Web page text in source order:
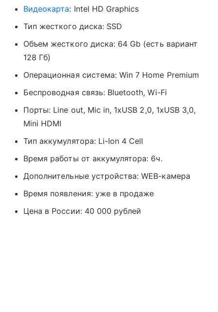
Видеокарта: Intel HD Graphics
Тип жесткого диска: SSD
Объем жесткого диска: 64 Gb (есть вариант
128 Гб)
Операционная система: Win 7 Home Premium
Беспроводная связь: Bluetooth, Wi-Fi
Порты: Line out, Mic in, 1xUSB 2,0, 1xUSB 3,0,
Mini HDMI
Тип аккумулятора: Li-Ion 4 Cell
Время работы от аккумулятора: 6ч.
Дополнительные устройства: WEB-камера
Время появления: уже в продаже
Цена в России: 40 000 рублей